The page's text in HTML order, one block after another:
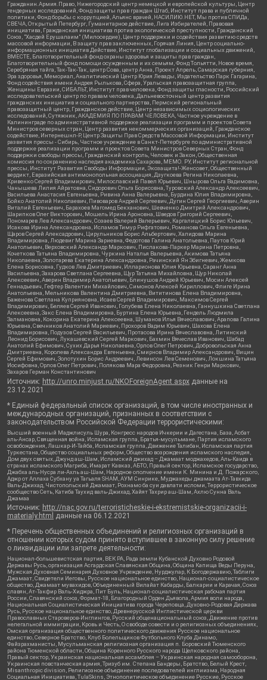
Гражданин.Армия.Право, Нижегородский центр немецкой и европейской культуры, Центр
гендерных исследований, Фонд защиты прав граждан Штаб, Институт права и публичной
политики, Фонд борьбы с коррупцией, Альянс врачей, НАСИЛИЮ.НЕТ, Мы против СПИДа,
СВЕЧА, Открытый Петербург, Гуманитарное действие, Лига Избирателей, Правовая
инициатива, Гражданская инициатива против экологической преступности, Гражданский
Союз, "Хасдей Ерушалаим" (Милосердие), Центр поддержки и содействия развитию средств
массовой информации, В защиту прав заключенных, Горячая Линия, Центр социально-
информационных инициатив Действие, Институт глобализации и социальных движений,
ВМЕСТЕ, Благотворительный фонд охраны здоровья и защиты прав граждан,
Благотворительный фонд помощи осужденным и их семьям, Фонд Тольятти, Новое время,
Серебряная тайга, Так-Так-Так, центр Сова, центр Анна, Проект Апрель, Самарская губерния,
Эра здоровья, Мемориал, Аналитический Центр Юрия Левады, Издательство Парк Гагарина,
Фонд содействия имени Андрея Рылькова, Сфера, Уральская правозащитная группа,
Женщины Евразии, СИБАЛЬТ, Институт прав человека, Фонд защиты гласности, Российский
исследовательский центр по правам человека, Дальневосточный центр развития
гражданских инициатив и социального партнерства, Пермский региональный
правозащитный центр, Гражданское действие, Центр независимых социологических
исследований, Сутяжник, АКАДЕМИЯ ПО ПРАВАМ ЧЕЛОВЕКА, Частное учреждение в
Калининграде по административной поддержке реализации программ и проектов Совета
Министров северных стран, Центр развития некоммерческих организаций, Гражданское
содействие, Интернешнл-Р, Центр Защиты Прав Средств Массовой Информации, Институт
развития прессы - Сибирь, Частное учреждение в Санкт-Петербурге по административной
поддержке реализации программ и проектов Совета Министров Северных Стран, Фонд
поддержки свободы прессы, Гражданский контроль, Человек и Закон, Общественная
комиссия по сохранению наследия академика Сахарова, МЕМО. РУ, Институт региональной
прессы, Институт Развития Свободы Информации, Экозащита!-Женсовет, Общественный
вердикт, Евразийская антимонопольная ассоциация, Дзугкоева Регина Николаевна,
Кривенко Сергей Владимирович, Милославский Павел Юрьевич, Шнырова Ольга Вадимовна,
Чанышева Лилия Айратовна, Сидорович Ольга Борисовна, Туровский Александр Алексеевич,
Васильева Анастасия Евгеньевна, Ривина Анна Валерьевна, Бурдина Юлия Владимировна,
Бойко Анатолий Николаевич, Пивоваров Андрей Сергеевич, Дугин Сергей Георгиевич, Аверин
Виталий Евгеньевич, Барахоев Магомед Бекханович, Шевченко Дмитрий Александрович,
Шарипков Олег Викторович, Мошель Ирина Ароновна, Шведов Григорий Сергеевич,
Пономарев Лев Александрович, Созаев Валерий Валерьевич, Каргалицкий Борис Юльевич,
Исакова Ирина Александровна, Исламов Тимур Рифгатович, Романова Ольга Евгеньевна,
Щаров Сергей Алексадрович, Цирульников Борис Альбертович, Халидова Марина
Владимировна, Людевиг Марина Зариевна, Федотова Галина Анатольевна, Паутов Юрий
Анатольевич, Верховский Александр Маркович, Пислакова-Паркер Марина Петровна,
Кочеткова Татьяна Владимировна, Чуркина Наталья Валерьевна, Акимова Татьяна
Николаевна, Золотарева Екатерина Александровна, Рачинский Ян Збигневич, Жемкова
Елена Борисовна, Гудков Лев Дмитриевич, Илларионова Юлия Юрьевна, Саранг Анна
Васильевна, Захарова Светлана Сергеевна, Щур Татьяна Михайловна, Щур Николай
Алексеевич, Аверин Владимир Анатольевич, Блинушов Андрей Юрьевич, Мосин Алексей
Геннадьевич, Гефтер Валентин Михайлович, Симонов Алексей Кириллович, Флиге Ирина
Анатольевна, Мельникова Валентина Дмитриевна, Вититинова Елена Владимировна,
Баженова Светлана Куприяновна, Исаев Сергей Владимирович, Максимов Сергей
Владимирович, Беляев Сергей Иванович, Голубева Елена Николаевна, Ганнушкина Светлана
Алексеевна, Закс Елена Владимировна, Буртина Елена Юрьевна, Гендель Людмила
Залмановна, Кокорина Екатерина Алексеевна, Шуманов Илья Вячеславович, Арапова Галина
Юрьевна, Свечников Анатолий Мариевич, Прохоров Вадим Юрьевич, Шахова Елена
Владимировна, Подузов Сергей Васильевич, Протасова Ирина Вячеславовна, Литинский
Леонид Борисович, Лукашевский Сергей Маркович, Бахмин Вячеслав Иванович, Шабад
Анатолий Ефимович, Сухих Дарья Николаевна, Орлов Олег Петрович, Добровольская Анна
Дмитриевна, Королева Александра Евгеньевна, Смирнов Владимир Александрович, Вицин
Сергей Ефимович, Золотухин Борис Андреевич, Левинсон Лев Семенович, Локшина Татьяна
Иосифовна, Орлов Олег Петрович, Полякова Мара Федоровна, Резник Генри Маркович,
Захаров Герман Константинович
Источник: http://unro.minjust.ru/NKOForeignAgent.aspx данные на
23.12.2021
* Единый федеральный список организаций, в том числе иностранных и
международных организаций, признанных в соответствии с
законодательством Российской Федерации террористическими:
Высший военный Маджлисуль Шура, Конгресс народов Ичкерии и Дагестана, База, Асбат
аль-Ансар, Священная война, Исламская группа, Братья-мусульмане, Партия исламского
освобождения, Лашкар-И-Тайба, Исламская группа, Движение Талибан, Исламская партия
Туркестана, Общество социальных реформ, Общество возрождения исламского наследия,
Дом двух святых, Джунд аш-Шам, Исламский джихад – Джамаат моджахедов, Аль-Каида в
странах исламского Магриба, Имарат Кавказ, АБТО, Правый сектор, Исламское государство,
Джабха аль-Нусра ли-Ахль аш-Шам, Народное ополчение имени К. Минина и Д. Пожарского,
Аджр от Аллаха Субхану уа Тагьаля SHAM, АУМ Синрике, Муджахеды джамаата Ат-Тавхида
Валь-Джихад, Чистопольский Джамаат, Рохнамо ба суи давлати исломи, Террористическое
сообщество Сеть, Катиба Таухид валь-Джихад, Хайят Тахрир аш-Шам, Ахлю Сунна Валь
Джамаа
Источник: http://nac.gov.ru/terroristicheskie-i-ekstremistskie-organizacii-i-
materialy.html данные на 06.12.2021
* Перечень общественных объединений и религиозных организаций в
отношении которых судом принято вступившее в законную силу решение
о ликвидации или запрете деятельности:
Национал-большевистская партия, ВЕК РА, Рада земли Кубанской Духовно Родовой
Державы Русь, организация Асгардская Славянская Община, Община Капища Веды Перуна,
Мужская Духовная Семинария Духовное Учреждение, Нурджулар, К Богодержавию, Таблиги
Джамаат, Свидетели Иеговы, Русское национальное единство, Национал-социалистическое
общество, Джамаат мувахидов, Объединенный Вилайат Кабарды, Балкарии и Карачая, Союз
славян, Ат-Такфир Валь-Хиджра, Пит Буль, Национал-социалистическая рабочая партия
России, Славянский союз, Формат-18, Благородный Орден Дьявола, Армия воли народа,
Национальная Социалистическая Инициатива города Череповца, Духовно-Родовая Держава
Русь, Русское национальное единство, Древнерусской Инглистической церкви
Православных Староверов-Инглингов, Русский общенациональный союз, Движение против
нелегальной иммиграции, Кровь и Честь, О свободе совести и о религиозных объединениях,
Омская организация общественного политического движения Русское национальное
единство, Северное Братство, Клуб Болельщиков Футбольного Клуба Динамо,
Файзрахманисты, Мусульманская религиозная организация п. Боровский Тюменского
района Тюменской области, Община Коренного Русского народа Щелковского района,
Правый сектор, Украинская национальная ассамблея – Украинская народная самооборона,
Украинская повстанческая армия, Тризуб им. Степана Бандеры, Братство, Белый Крест,
Misanthropic division, Религиозное объединение последователей инглиизма, Народная
Социальная Инициатива, TulaSkins, Этнополитическое объединение Русские, Русское